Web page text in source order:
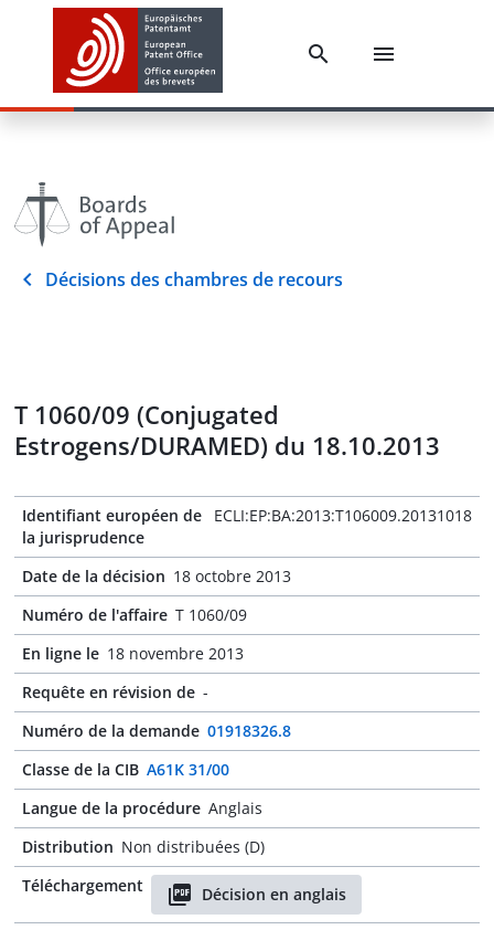
Décisions des chambres de recours
T 1060/09 (Conjugated
Estrogens/DURAMED) du 18.10.2013
Identifiant européen de
la jurisprudence
ECLI:EP:BA:2013:T106009.20131018
Date de la décision 18 octobre 2013
Numéro de l'affaire T 1060/09
En ligne le 18 novembre 2013
Requête en révision de -
Numéro de la demande 01918326.8
Classe de la CIB A61K 31/00
Langue de la procédure Anglais
Distribution Non distribuées (D)
Téléchargement
Décision en anglais